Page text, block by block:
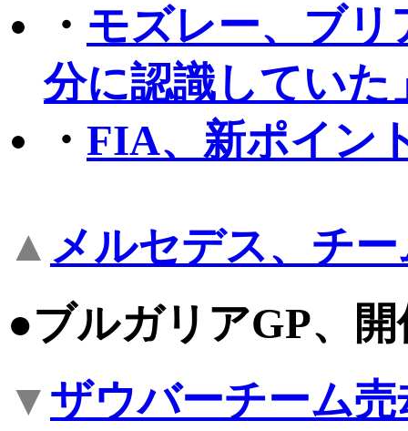
・ モズレー、ブリ
分に認識していた
・ FIA、新ポイン
▲ メルセデス、チ
●ブルガリアGP、
▼ ザウバーチーム